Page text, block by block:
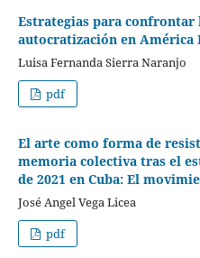
Estrategias para confrontar
autocratización en América
Luisa Fernanda Sierra Naranjo
pdf
El arte como forma de
memoria colectiva tras el
de 2021 en Cuba: El
José Angel Vega Licea
pdf